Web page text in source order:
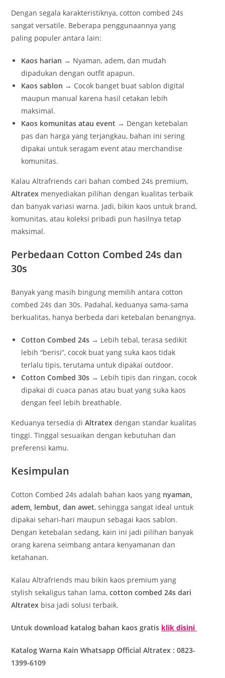
Dengan segala karakteristiknya, cotton combed 24s
sangat versatile. Beberapa penggunaannya yang
paling populer antara lain:
Kaos harian → Nyaman, adem, dan mudah
dipadukan dengan outfit apapun.
Kaos sablon → Cocok banget buat sablon digital
maupun manual karena hasil cetakan lebih
maksimal.
Kaos komunitas atau event → Dengan ketebalan
pas dan harga yang terjangkau, bahan ini sering
dipakai untuk seragam event atau merchandise
komunitas.
Kalau Altrafriends cari bahan combed 24s premium,
Altratex menyediakan pilihan dengan kualitas terbaik
dan banyak variasi warna. Jadi, bikin kaos untuk brand,
komunitas, atau koleksi pribadi pun hasilnya tetap
maksimal.
Perbedaan Cotton Combed 24s dan
30s
Banyak yang masih bingung memilih antara cotton
combed 24s dan 30s. Padahal, keduanya sama-sama
berkualitas, hanya berbeda dari ketebalan benangnya.
Cotton Combed 24s → Lebih tebal, terasa sedikit
lebih “berisi”, cocok buat yang suka kaos tidak
terlalu tipis, terutama untuk dipakai outdoor.
Cotton Combed 30s → Lebih tipis dan ringan, cocok
dipakai di cuaca panas atau buat yang suka kaos
dengan feel lebih breathable.
Keduanya tersedia diAltratex dengan standar kualitas
tinggi. Tinggal sesuaikan dengan kebutuhan dan
preferensi kamu.
Kesimpulan
Cotton Combed 24s adalah bahan kaos yang nyaman,
adem, lembut, dan awet, sehingga sangat ideal untuk
dipakai sehari-hari maupun sebagai kaos sablon.
Dengan ketebalan sedang, kain ini jadi pilihan banyak
orang karena seimbang antara kenyamanan dan
ketahanan.
Kalau Altrafriends mau bikin kaos premium yang
stylish sekaligus tahan lama,cotton combed 24s dari
Altratex bisa jadi solusi terbaik.
Untuk download katalog bahan kaos gratis klik disini
Katalog Warna Kain Whatsapp Official Altratex : 0823-
1399-6109